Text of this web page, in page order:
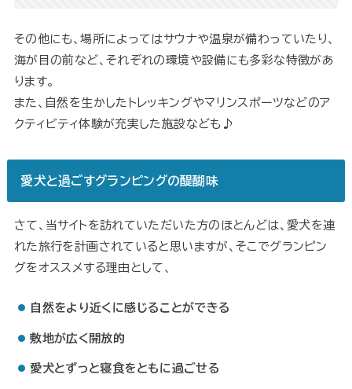
その他にも、場所によってはサウナや温泉が備わっていたり、
海が目の前など、それぞれの環境や設備にも多彩な特徴があ
ります。
また、自然を生かしたトレッキングやマリンスポーツなどのア
クティビティ体験が充実した施設なども♪
愛犬と過ごすグランピングの醍醐味
さて、当サイトを訪れていただいた方のほとんどは、愛犬を連
れた旅行を計画されていると思いますが、そこでグランピン
グをオススメする理由として、
自然をより近くに感じることができる
敷地が広く開放的
愛犬とずっと寝食をともに過ごせる